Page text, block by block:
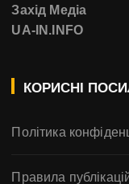
Захід Медіа
UA-IN.INFO
КОРИСНІ
Політика
Правила